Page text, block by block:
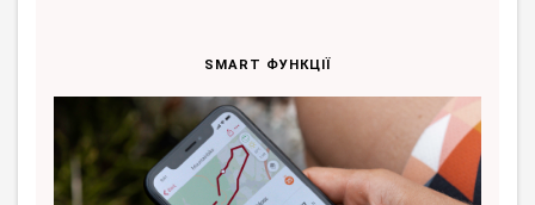
SMART ФУНКЦІЇ